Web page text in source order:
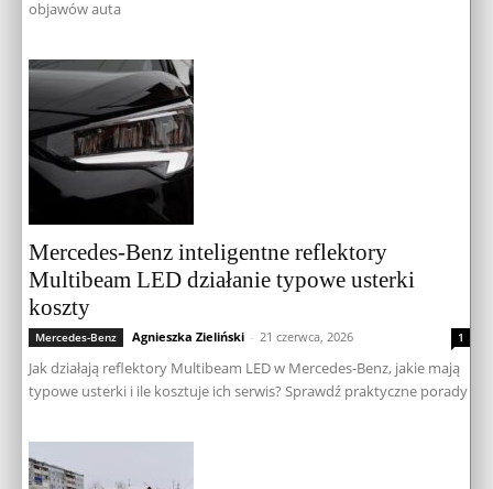
objawów auta
Mercedes-Benz inteligentne reflektory
Multibeam LED działanie typowe usterki
koszty
Mercedes-Benz Agnieszka Zieliński - 21 czerwca, 2026 1
Jak działają reflektory Multibeam LED w Mercedes-Benz, jakie mają
typowe usterki i ile kosztuje ich serwis? Sprawdź praktyczne porady